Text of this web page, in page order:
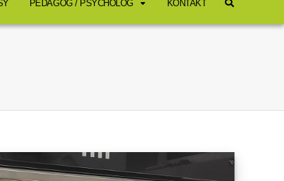
PEDAGOG / PSYCHOLOG KONTAKT